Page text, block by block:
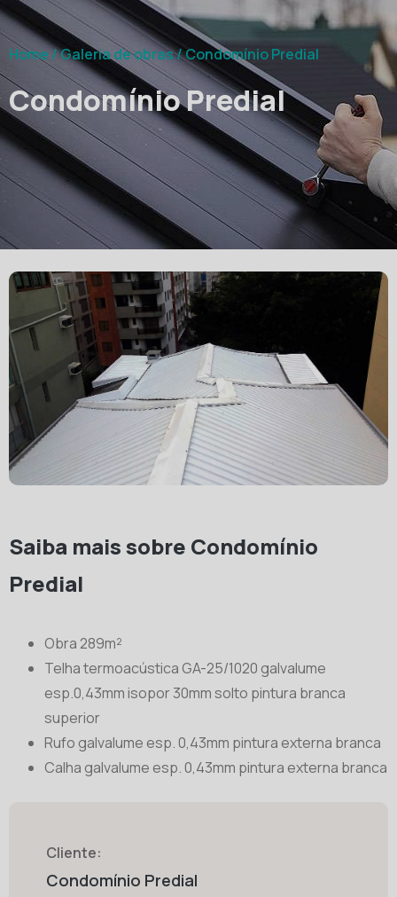
Home/Galeria de obras/Condomínio Predial
Condomínio Predial
Saiba mais sobre Condomínio
Predial
Obra 289m²
Telha termoacústica GA-25/1020 galvalume
esp.0,43mm isopor 30mm solto pintura branca
superior
Rufo galvalume esp. 0,43mm pintura externa branca
Calha galvalume esp. 0,43mm pintura externa branca
Cliente:
Condomínio Predial